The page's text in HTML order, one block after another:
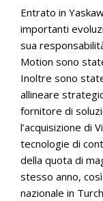
Entrato in
importanti
sua
Motion sono
Inoltre sono
allineare
fornitore di
l’acquisizione di
tecnologie di
della quota di
stesso anno,
nazionale in